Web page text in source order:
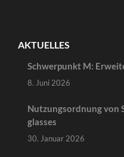
AKTUELLES
Schwerpunkt M:
8. Juni 2026
Nutzungsordnung von
glasses
30. Januar 2026